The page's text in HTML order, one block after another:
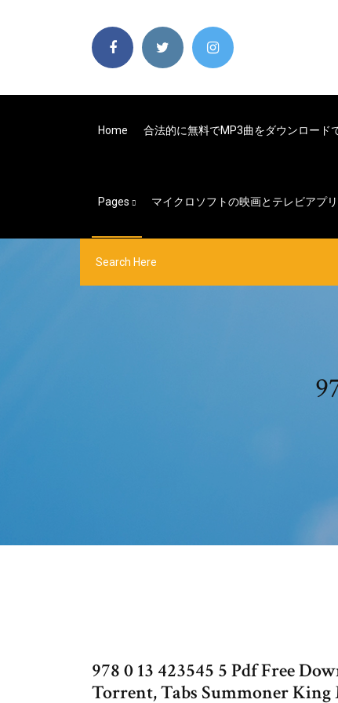
Home 合法的に無料でMP3曲をダウンロード
Pages マイクロソフトの映画とテレビアプ
978 0 13 423545 5 Pdf Free
Torrent, Tabs Summoner